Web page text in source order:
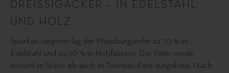
DREISSIGACKER – IN EDELSTAHL
UND HOLZ
Spontan vergoren lag der Weissburgunder zu 70 % im
Edelstahl und zu 30 % in Holzfässern. Der Wein wurde
sowohl im Stück- als auch im Tonneau-Fass ausgebaut. Nach